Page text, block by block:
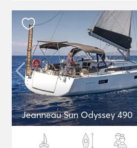
Jeanneau Sun Odyssey 490